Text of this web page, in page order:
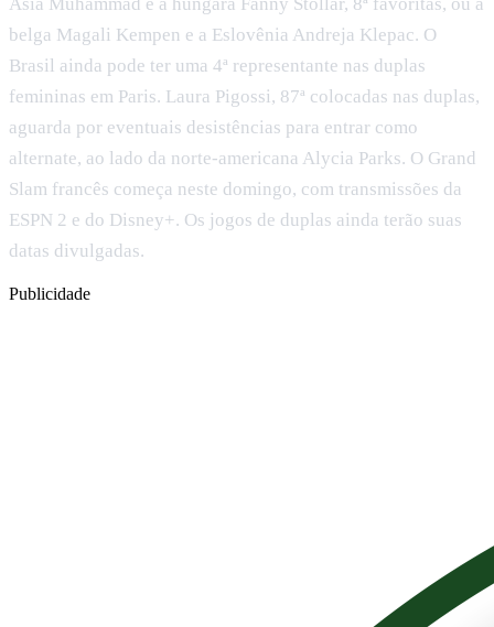
belga Magali Kempen e a Eslovênia Andreja Klepac. O
Brasil ainda pode ter uma 4ª representante nas duplas
femininas em Paris. Laura Pigossi, 87ª colocadas nas duplas,
aguarda por eventuais desistências para entrar como
alternate, ao lado da norte-americana Alycia Parks. O Grand
Slam francês começa neste domingo, com transmissões da
ESPN 2 e do Disney+. Os jogos de duplas ainda terão suas
datas divulgadas.
Publicidade